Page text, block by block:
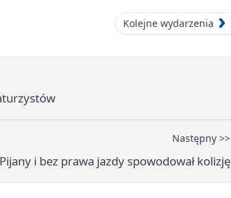
Kolejne wydarzenia
Następny >>
i bez prawa jazdy spowodował kolizję